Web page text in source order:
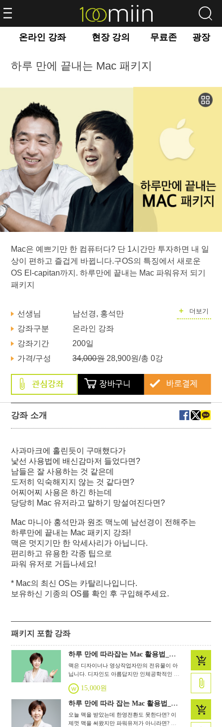
온라인 강좌 현장 강의 무료존 광장
하루 만에 끝내는 Mac 패키지
Mac은 예쁘기만 한 컴퓨터다? 단 1시간만 투자하면 내 일
상이 편하고 즐겁게 바뀝니다.구OS의 특징에서 새로운
OS El-capitan까지. 하루만에 끝내는 Mac 파워유저 되기
패키지
선생님 + 더보기
남선경, 홍석만
강좌구분
온라인 강좌
강좌기간
200일
가격/구성
34,000원28,900원/총 0강
강좌 소개
사과마크에 홀린듯이 구매했다가
낯선 사용법에 배신감마저 들었다면?
남들은 잘 사용하는 것 같은데
도저히 익숙해지지 않는 것 같다면?
어찌어찌 사용은 하긴 하는데
당당히 Mac 유저라고 말하기 망설여진다면?
Mac 마니아 홍석만과 원조 맥노예 남선경이 전해주는
하루만에 끝내는 Mac 패키지 강좌!
맥은 멋지기만 한 악세사리가 아닙니다.
편리하고 유용한 각종 팁으로
파워 유저로 거듭나세요!
* Mac의 최신 OS는 카탈리나입니다.
보유하신 기종의 OS를 확인 후 구입해주세요.
패키지 포함 강좌
하루 만에 따라잡는 Mac 활용법_Mojave
맥은 디자이너나 영상작업자만의 전유물이 아
닙니다. 디자인도 아름답지만 인체공학적인 제
스처에서 각종 편리한 기능까지, 써보시면 반할
기능이 가득한 매력만점 도구입니다. MacOs 모
하비로 그 첫걸음을 딛어 보세요.
15,000원
하루 만에 따라 잡는 Mac 활용법_High Sierra
오늘 맥을 받았는데 한영전환도 못한다면? 이
제껏 맥을 써왔지만 파워유저가 아니라면? 맥